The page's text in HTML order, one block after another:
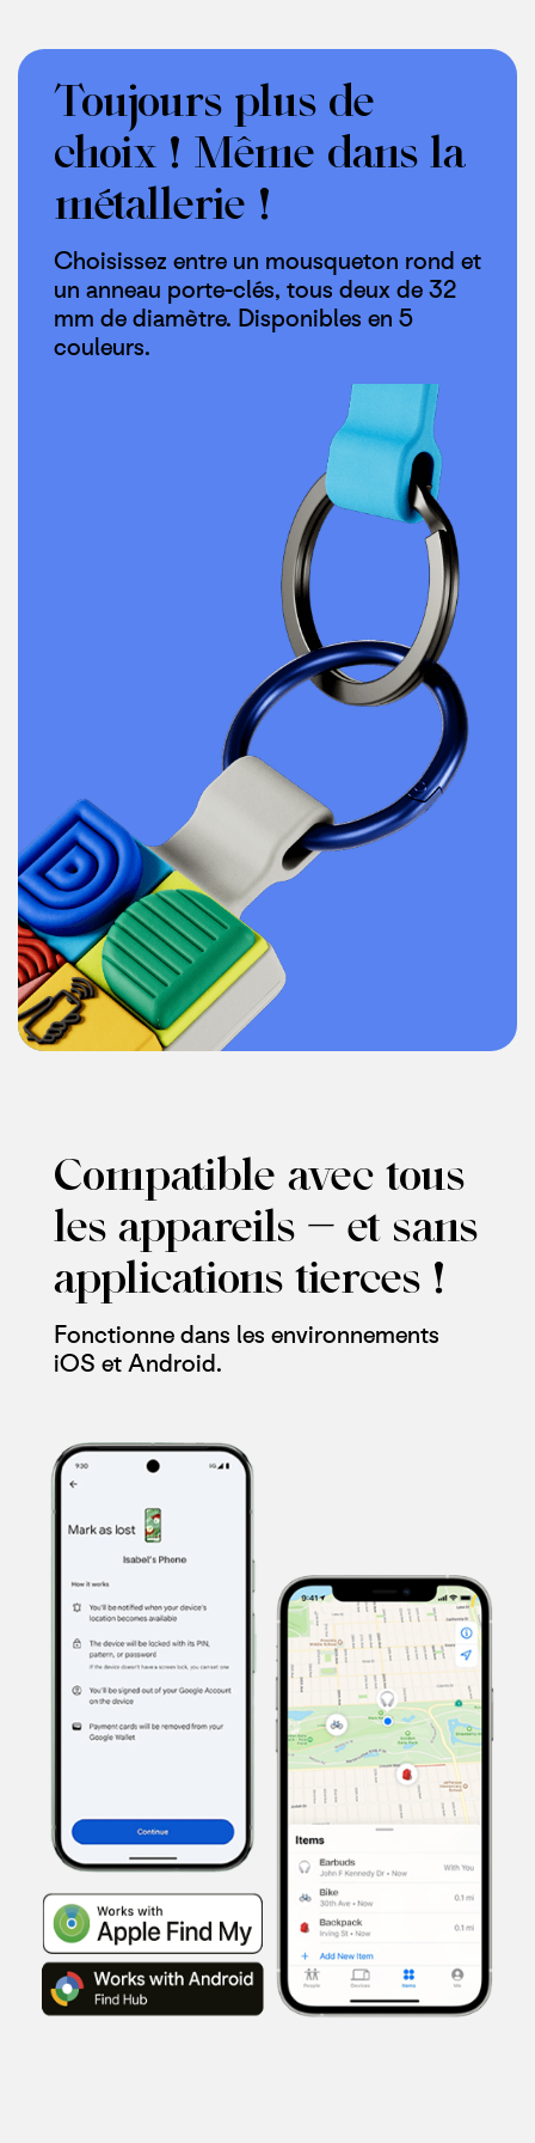
Toujours plus de
choix ! Même dans la
métallerie !
Choisissez entre un mousqueton rond et
un anneau porte-clés, tous deux de 32
mm de diamètre. Disponibles en 5
couleurs.
Compatible avec tous
les appareils — et sans
applications tierces !
Fonctionne dans les environnements
iOS et Android.